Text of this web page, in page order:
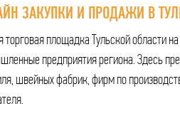
ЗАКУПКИ И ПРОДАЖИ В
торговая площадка Тульской области
предприятия региона. Здесь
швейных фабрик, фирм по